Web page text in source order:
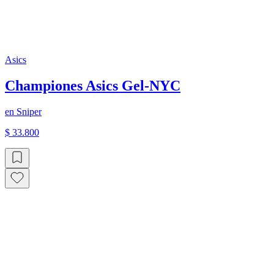
Asics
Championes Asics Gel-NYC
en Sniper
$ 33.800